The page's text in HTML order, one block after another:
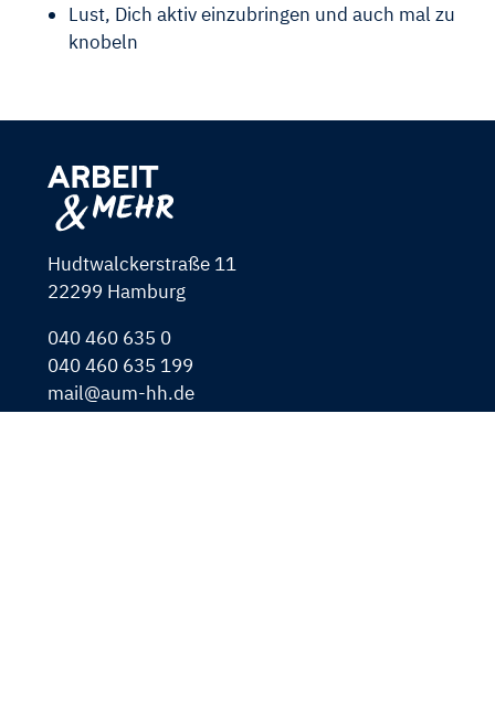
Lust, Dich aktiv einzubringen und auch mal zu
knobeln
Hudtwalckerstraße 11
22299 Hamburg
040 460 635 0
040 460 635 199
mail@aum-hh.de